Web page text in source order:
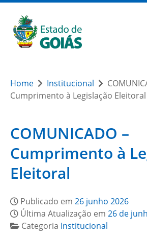
Home Institucional
Cumprimento à Legislação Eleitoral
COMUNICADO –
Cumprimento à
Eleitoral
Publicado em 26 junho 2026
Última Atualização em 26 de
Categoria Institucional